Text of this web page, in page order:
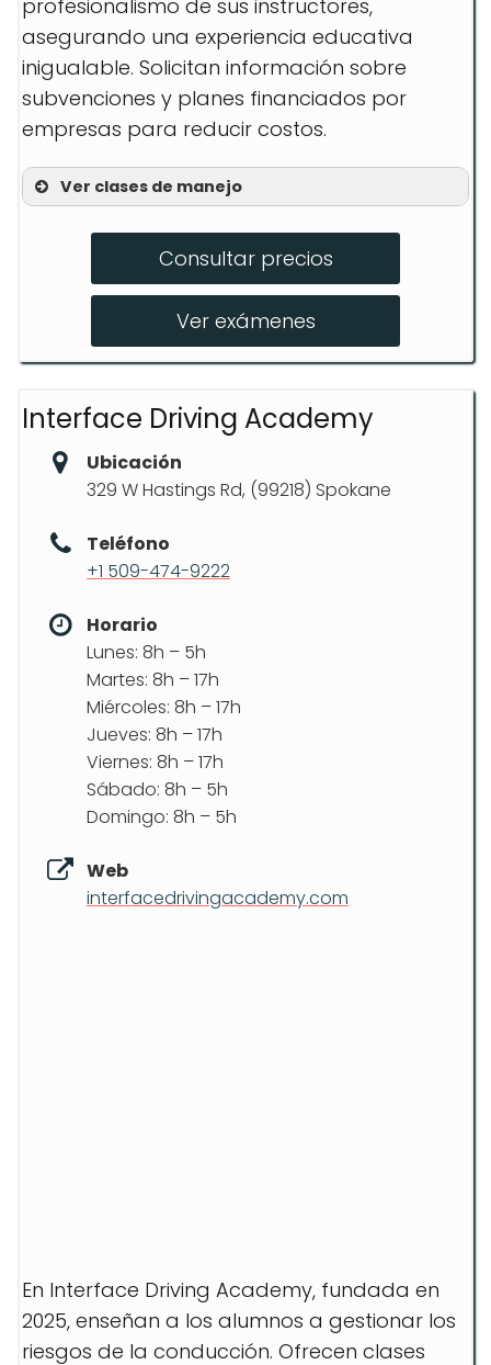
profesionalismo de sus instructores,
asegurando una experiencia educativa
inigualable. Solicitan información sobre
subvenciones y planes financiados por
empresas para reducir costos.
Ver clases de manejo
Formación clase B
Curso refresco CDL
Consultar precios
Ver exámenes
Interface Driving Academy
Ubicación
329 W Hastings Rd, (99218) Spokane
Teléfono
+1 509-474-9222
Horario
Lunes: 8h – 5h
Martes: 8h – 17h
Miércoles: 8h – 17h
Jueves: 8h – 17h
Viernes: 8h – 17h
Sábado: 8h – 5h
Domingo: 8h – 5h
Web
interfacedrivingacademy.com
En Interface Driving Academy, fundada en
2025, enseñan a los alumnos a gestionar los
riesgos de la conducción. Ofrecen clases